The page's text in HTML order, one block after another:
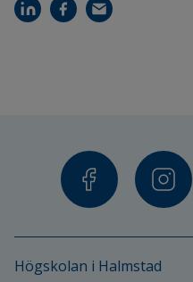
Högskolan i Halmstad